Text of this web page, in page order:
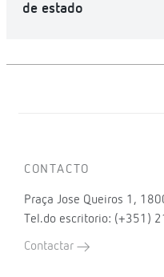
de estado
CONTACTO
Praça Jose Queiros 1,
Tel.do escritorio: (+351)
Contactar